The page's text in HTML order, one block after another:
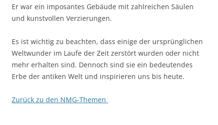
Er war ein imposantes Gebäude mit zahlreichen Säulen
und kunstvollen Verzierungen.
Es ist wichtig zu beachten, dass einige der ursprünglichen
Weltwunder im Laufe der Zeit zerstört wurden oder nicht
mehr erhalten sind. Dennoch sind sie ein bedeutendes
Erbe der antiken Welt und inspirieren uns bis heute.
Zurück zu den NMG-Themen